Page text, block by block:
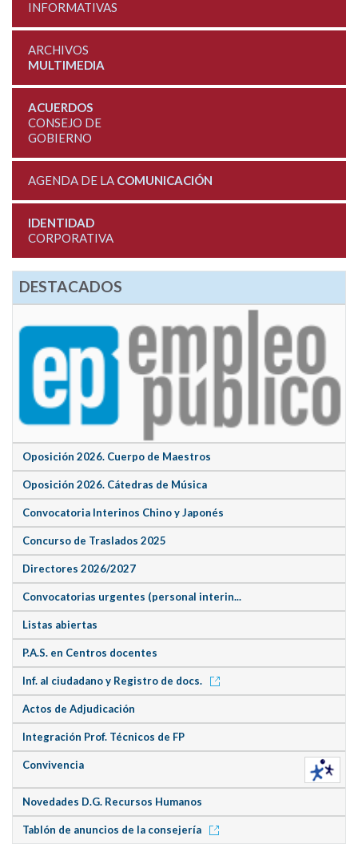
INFORMATIVAS
ARCHIVOS
MULTIMEDIA
ACUERDOS
CONSEJO DE
GOBIERNO
AGENDA DE LA COMUNICACIÓN
IDENTIDAD
CORPORATIVA
DESTACADOS
Oposición 2026. Cuerpo de Maestros
Oposición 2026. Cátedras de Música
Convocatoria Interinos Chino y Japonés
Concurso de Traslados 2025
Directores 2026/2027
Convocatorias urgentes (personal interin...
Listas abiertas
P.A.S. en Centros docentes
Inf. al ciudadano y Registro de docs.
Actos de Adjudicación
Integración Prof. Técnicos de FP
Convivencia
Novedades D.G. Recursos Humanos
Tablón de anuncios de la consejería